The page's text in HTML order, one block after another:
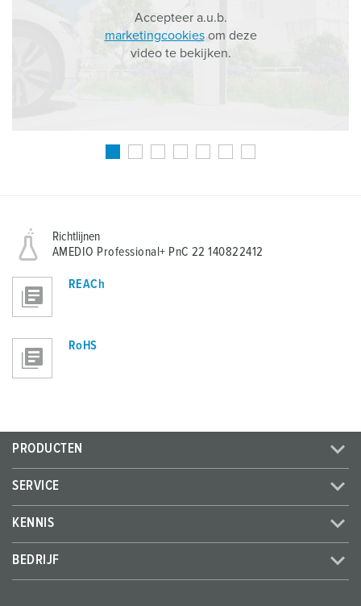
Accepteer a.u.b.
marketingcookiesom deze
video te bekijken.
Richtlijnen
AMEDIO Professional+ PnC 22 140822412
REACh
RoHS
PRODUCTEN
SERVICE
KENNIS
BEDRIJF